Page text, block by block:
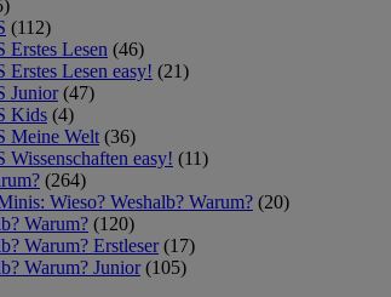
(112)
Lesen (46)
Lesen easy! (21)
Junior (47)
Kids (4)
Meine Welt (36)
easy! (11)
(264)
Wieso? Weshalb? Warum? (20)
Warum? (120)
Warum? Erstleser (17)
Warum? Junior (105)